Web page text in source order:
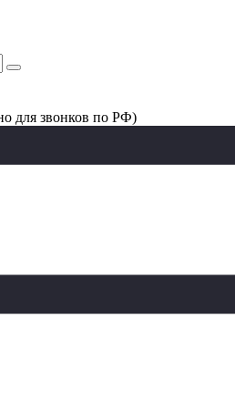
для звонков по РФ)